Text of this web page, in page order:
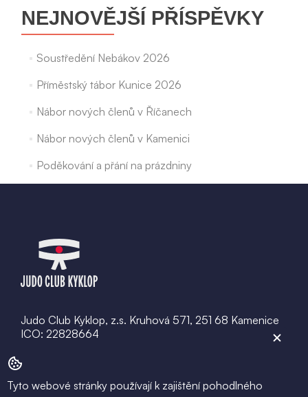
NEJNOVĚJŠÍ PŘÍSPĚVKY
Soustředění Nebákov 2026
Příměstský tábor Kunice 2026
Nábor nových členů v Říčanech
Nábor nových členů v Kamenici
Poděkování a přání na prázdniny
Judo Club Kyklop, z.s. Kruhová 571, 251 68 Kamenice
ICO: 22828664
info@judo-kyklop.cz
Tyto webové stránky používají k zajištění pohodlného